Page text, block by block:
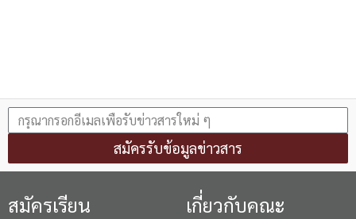
สมัครรับข้อมูลข่าวสาร
สมัครเรียน เกี่ยวกับคณะ